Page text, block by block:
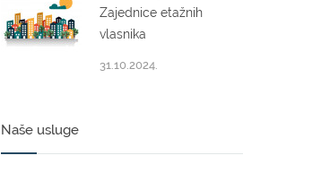
Zajednice etažnih
vlasnika
31.10.2024.
Naše usluge